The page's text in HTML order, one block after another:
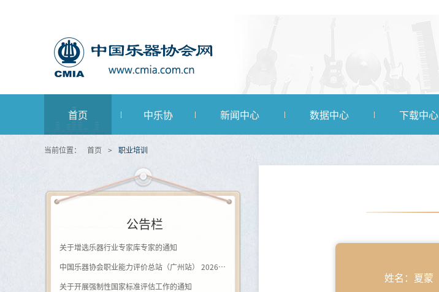
首页 中乐协 新闻中心 数据中心 下载中心
当前位置： 首页 > 职业培训
公告栏
关于增选乐器行业专家库专家的通知
中国乐器协会职业能力评价总站（广州站） 2026年第一批《钢琴及键盘乐器制作工》登记评价通知
关于开展强制性国家标准评估工作的通知
姓名：夏蒙